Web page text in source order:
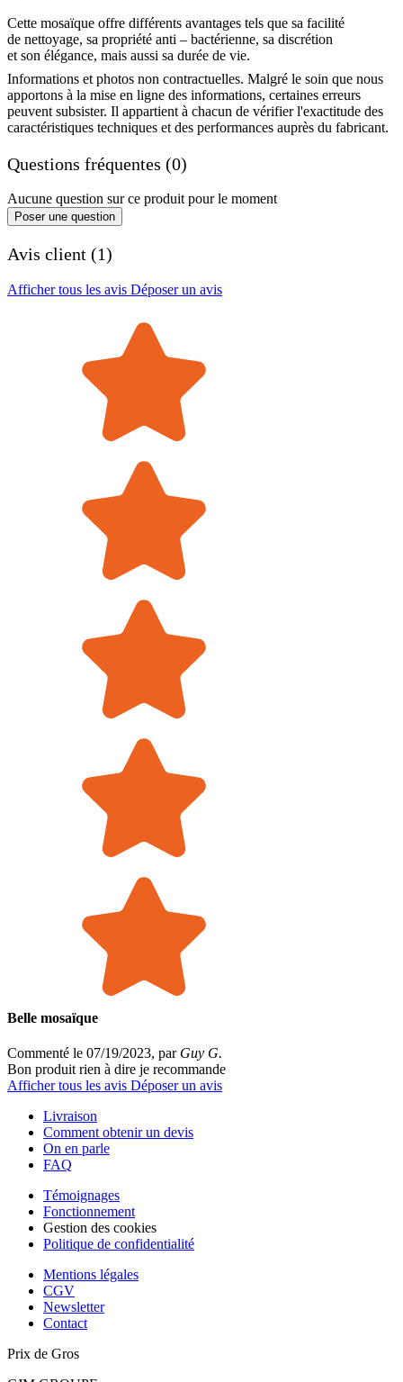
Cette mosaïque offre différents avantages tels que sa facilité
de nettoyage, sa propriété anti – bactérienne, sa discrétion
et son élégance, mais aussi sa durée de vie.
Informations et photos non contractuelles. Malgré le soin que nous
apportons à la mise en ligne des informations, certaines erreurs
peuvent subsister. Il appartient à chacun de vérifier l'exactitude des
caractéristiques techniques et des performances auprès du fabricant.
Questions fréquentes (0)
Aucune question sur ce produit pour le moment
Poser une question
Avis client (1)
Afficher tous les avis Déposer un avis
Belle mosaïque
Commenté le 07/19/2023, par Guy G.
Bon produit rien à dire je recommande
Afficher tous les avis Déposer un avis
Livraison
Comment obtenir un devis
On en parle
FAQ
Témoignages
Fonctionnement
Gestion des cookies
Politique de confidentialité
Mentions légales
CGV
Newsletter
Contact
Prix de Gros